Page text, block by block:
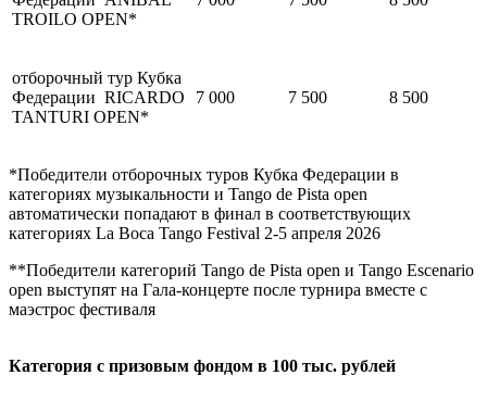
TROILO OPEN*
отборочный тур Кубка
Федерации RICARDO
TANTURI OPEN*
7 000 7 500 8 500
*Победители отборочных туров Кубка Федерации в
категориях музыкальности и Tango de Pista open
автоматически попадают в финал в соответствующих
категориях La Boca Tango Festival 2-5 апреля 2026
**Победители категорий Tango de Pista open и Tango Escenario
open выступят на Гала-концерте после турнира вместе с
маэстрос фестиваля
Категория с призовым фондом в 100 тыс. рублей